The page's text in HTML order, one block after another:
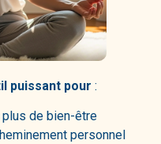
puissant pour :
de bien-être
personnel